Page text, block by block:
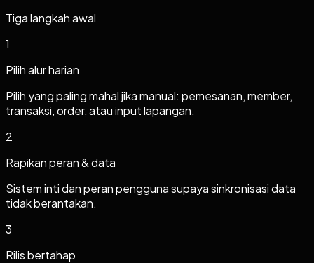
Tiga langkah awal
1
Pilih alur harian
Pilih yang paling mahal jika manual: pemesanan, member,
transaksi, order, atau input lapangan.
2
Rapikan peran & data
Sistem inti dan peran pengguna supaya sinkronisasi data
tidak berantakan.
3
Rilis bertahap